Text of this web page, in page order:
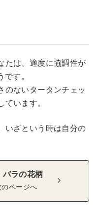
たは、適度に協調性が
す。
のないタータンチェッ
います。
いざという時は自分の
バラの花柄
のページへ